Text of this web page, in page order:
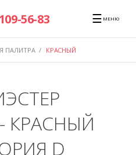
56-83 ☰ МЕНЮ
ПАЛИТРА / КРАСНЫЙ
КРАСНЫЙ
D